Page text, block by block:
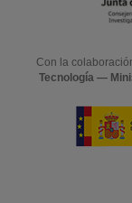
Con la
Tecnología —